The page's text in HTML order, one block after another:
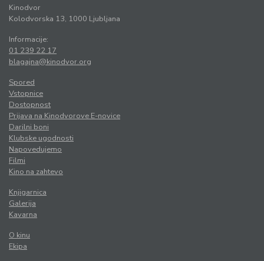
Kinodvor
Kolodvorska 13, 1000 Ljubljana
Informacije:
01 239 22 17
blagajna@kinodvor.org
Spored
Vstopnice
Dostopnost
Prijava na Kinodvorove E-novice
Darilni boni
Klubske ugodnosti
Napovedujemo
Filmi
Kino na zahtevo
Knjigarnica
Galerija
Kavarna
O kinu
Ekipa